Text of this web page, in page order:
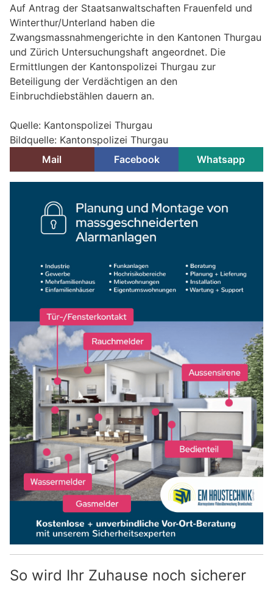
Auf Antrag der Staatsanwaltschaften Frauenfeld und
Winterthur/Unterland haben die
Zwangsmassnahmengerichte in den Kantonen Thurgau
und Zürich Untersuchungshaft angeordnet. Die
Ermittlungen der Kantonspolizei Thurgau zur
Beteiligung der Verdächtigen an den
Einbruchdiebstählen dauern an.
Quelle: Kantonspolizei Thurgau
Bildquelle: Kantonspolizei Thurgau
Mail
Facebook Whatsapp
So wird Ihr Zuhause noch sicherer